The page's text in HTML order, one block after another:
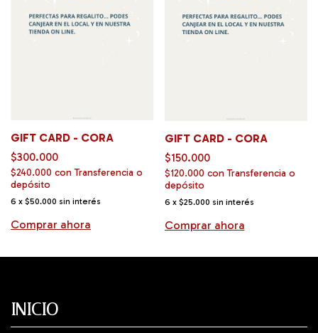
GIFT CARD - CORA
$300.000
$240.000 con Transferencia o
depósito
6 x $50.000 sin interés
GIFT CARD - CORA
$150.000
$120.000 con Transferencia o
depósito
6 x $25.000 sin interés
INICIO